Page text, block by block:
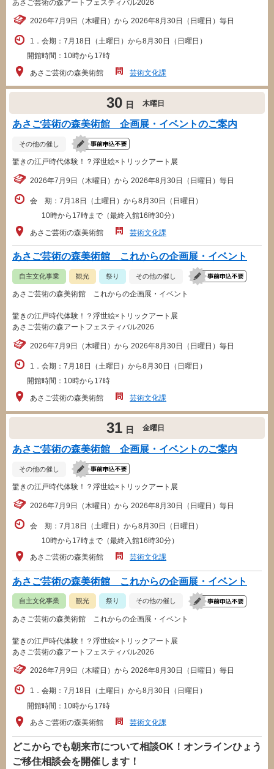
あさご芸術の森アートフェスティバル2026
2026年7月9日（木曜日）から 2026年8月30日（日曜日）毎日
1．会期：7月18日（土曜日）から8月30日（日曜日）
開館時間：10時から17時
あさご芸術の森美術館
芸術文化課
30 日 木曜日
あさご芸術の森美術館 企画展・イベントのご案内
その他の催し
驚きの江戸時代体験！？浮世絵×トリックアート展
2026年7月9日（木曜日）から 2026年8月30日（日曜日）毎日
会 期：7月18日（土曜日）から8月30日（日曜日）
10時から17時まで（最終入館16時30分）
あさご芸術の森美術館
芸術文化課
あさご芸術の森美術館 これからの企画展・イベント
自主文化事業 観光 祭り その他の催し
あさご芸術の森美術館 これからの企画展・イベント
驚きの江戸時代体験！？浮世絵×トリックアート展
あさご芸術の森アートフェスティバル2026
2026年7月9日（木曜日）から 2026年8月30日（日曜日）毎日
1．会期：7月18日（土曜日）から8月30日（日曜日）
開館時間：10時から17時
あさご芸術の森美術館
芸術文化課
31 日 金曜日
あさご芸術の森美術館 企画展・イベントのご案内
その他の催し
驚きの江戸時代体験！？浮世絵×トリックアート展
2026年7月9日（木曜日）から 2026年8月30日（日曜日）毎日
会 期：7月18日（土曜日）から8月30日（日曜日）
10時から17時まで（最終入館16時30分）
あさご芸術の森美術館
芸術文化課
あさご芸術の森美術館 これからの企画展・イベント
自主文化事業 観光 祭り その他の催し
あさご芸術の森美術館 これからの企画展・イベント
驚きの江戸時代体験！？浮世絵×トリックアート展
あさご芸術の森アートフェスティバル2026
2026年7月9日（木曜日）から 2026年8月30日（日曜日）毎日
1．会期：7月18日（土曜日）から8月30日（日曜日）
開館時間：10時から17時
あさご芸術の森美術館
芸術文化課
どこからでも朝来市について相談OK！オンラインひょう
ご移住相談会を開催します！